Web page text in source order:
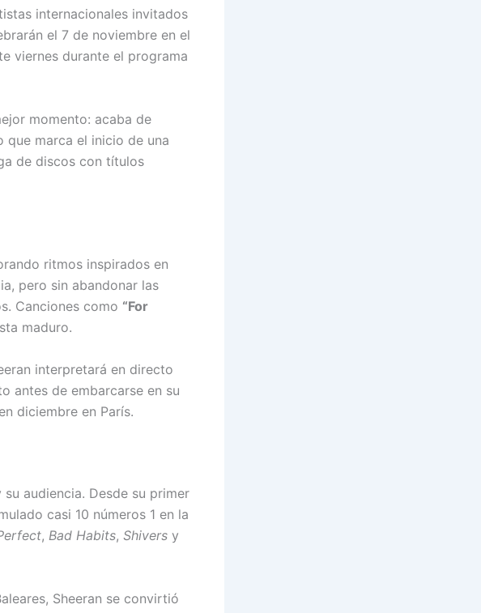
internacionales invitados
el 7 de noviembre en el
viernes durante el programa
momento: acaba de
que marca el inicio de una
de discos con títulos
ritmos inspirados en
pero sin abandonar las
Canciones como “For
maduro.
interpretará en directo
antes de embarcarse en su
diciembre en París.
audiencia. Desde su primer
casi 10 números 1 en la
, Bad Habits, Shivers y
Sheeran se convirtió